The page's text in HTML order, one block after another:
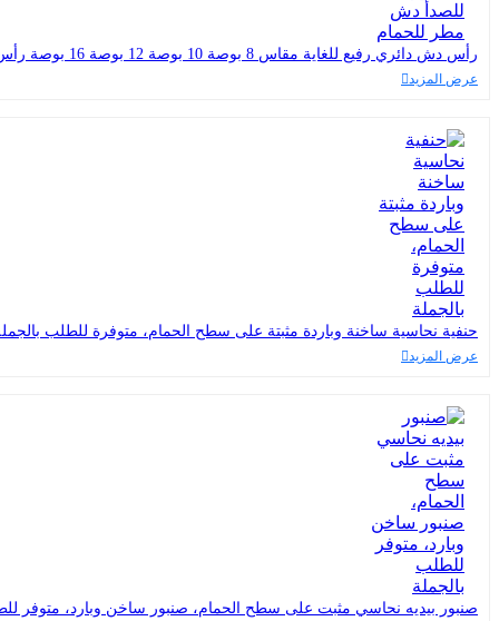
رأس دش دائري رفيع للغاية مقاس 8 بوصة 10 بوصة 12 بوصة 16 بوصة رأس دش دائري من الفولاذ المقاوم للصدأ دش مطر للحمام
عرض المزيد
حنفية نحاسية ساخنة وباردة مثبتة على سطح الحمام، متوفرة للطلب
عرض المزيد
صنبور بيديه نحاسي مثبت على سطح الحمام، صنبور ساخن وبارد، متوفر